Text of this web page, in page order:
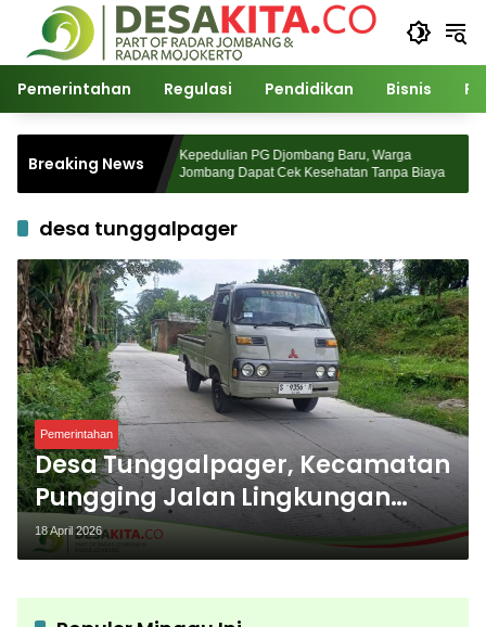
Langsung
konten
Pemerintahan Regulasi Pendidikan Bisnis
Breaking News
Ulama
Pasca
Kepedulian PG Djombang Baru, Warga
Jombang Dapat Cek Kesehatan Tanpa Biaya
desa tunggalpager
Pemerintahan
Desa Tunggalpager, Kecamatan
Pungging Jalan Lingkungan
Dibangun, Akses Warga Kian
Lancar
18 April 2026